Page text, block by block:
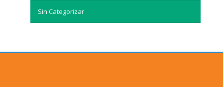
Sin Categorizar